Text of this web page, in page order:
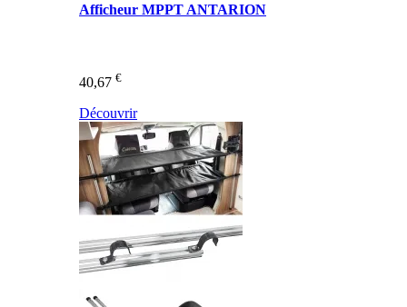
Afficheur MPPT ANTARION
40,67 €
Découvrir